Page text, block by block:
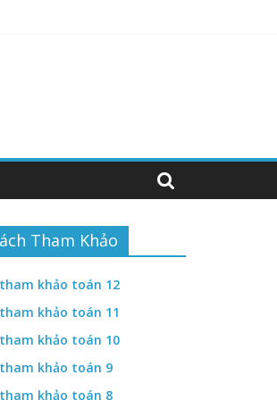
Tham Khảo
khảo toán 12
khảo toán 11
khảo toán 10
khảo toán 9
khảo toán 8